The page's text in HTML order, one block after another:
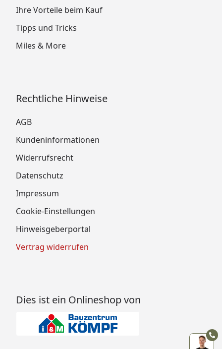
Ihre Vorteile beim Kauf
Tipps und Tricks
Miles & More
Rechtliche Hinweise
AGB
Kundeninformationen
Widerrufsrecht
Datenschutz
Impressum
Cookie-Einstellungen
Hinweisgeberportal
Vertrag widerrufen
Dies ist ein Onlineshop von